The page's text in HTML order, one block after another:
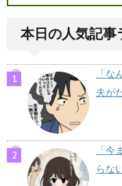
本日の人気記事
「
夫が
「
らな